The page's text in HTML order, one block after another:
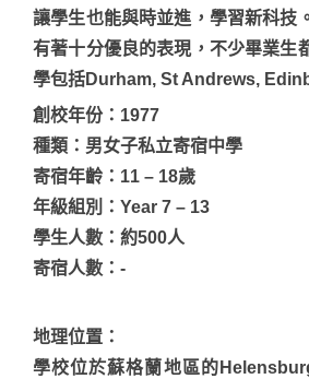
讓學生也能與時並進，學習新科技
有著十分優良的表現，不少畢業生
學包括Durham, St Andrews,
創校年份：1977
種類：男女子私立寄宿中學
寄宿年齡：11 – 18歲
年級組別：Year 7 – 13
學生人數：約500人
寄宿人數：-
地理位置：
學校位於蘇格蘭地區的